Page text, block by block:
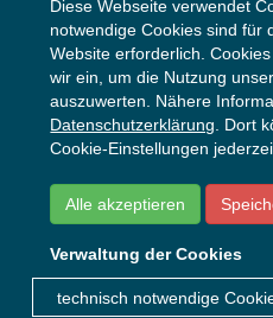
DATENSCHUTZ
Zertifiziert durch
WS
Zur Datenschutzerklärung
© ISQ Impressum
Diese Webseite verwendet
notwendige Cookies sind für
Website erforderlich.
wir ein, um die Nutzung
auszuwerten. Nähere
Datenschutzerklärung . Dort
Cookie-Einstellungen
Alle akzeptieren
Verwaltung der Cookies
technisch notwendige